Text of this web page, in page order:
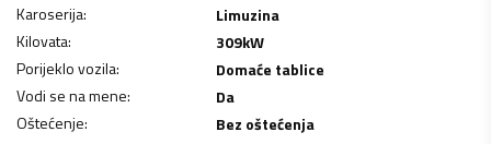
Karoserija:
Limuzina
Kilovata: 309kW
Porijeklo vozila:
Domaće tablice
Vodi se na mene:
Da
Oštećenje:
Bez oštećenja